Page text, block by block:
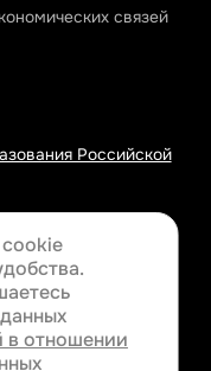
связей
Российской
Федерации
в отношении